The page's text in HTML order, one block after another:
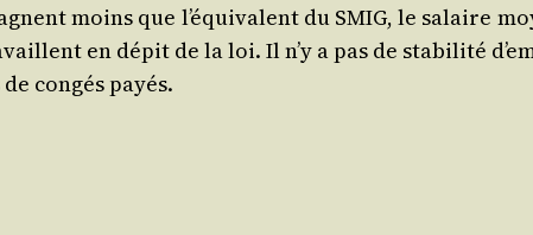
moins que l’équivalent du SMIG, le salaire
en dépit de la loi. Il n’y a pas de sta­bi­li­té
congés payés.